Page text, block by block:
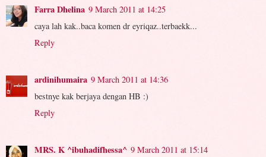
Farra Dhelina 9 March 2011 at 14:25
caya lah kak..baca komen dr eyriqaz..terbaekk...
Reply
ardinihumaira 9 March 2011 at 14:36
bestnye kak berjaya dengan HB :)
Reply
MRS. K ^ibuhadifhessa^ 9 March 2011 at 15:14